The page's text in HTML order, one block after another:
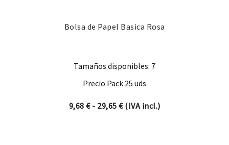
Bolsa de Papel Basica Rosa
Tamaños disponibles: 7
Precio Pack 25 uds
9,68 € - 29,65 €Rango de precios: desde
(IVA incl.)